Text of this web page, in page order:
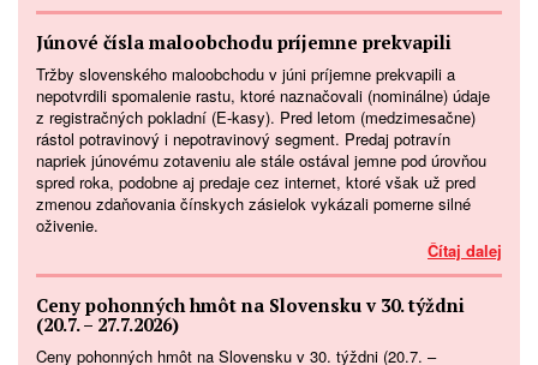
Júnové čísla maloobchodu príjemne prekvapili
Tržby slovenského maloobchodu v júni príjemne prekvapili a
nepotvrdili spomalenie rastu, ktoré naznačovali (nominálne) údaje
z registračných pokladní (E-kasy). Pred letom (medzimesačne)
rástol potravinový i nepotravinový segment. Predaj potravín
napriek júnovému zotaveniu ale stále ostával jemne pod úrovňou
spred roka, podobne aj predaje cez internet, ktoré však už pred
zmenou zdaňovania čínskych zásielok vykázali pomerne silné
oživenie.
Čítaj dalej
Ceny pohonných hmôt na Slovensku v 30. týždni
(20.7. – 27.7.2026)
Ceny pohonných hmôt na Slovensku v 30. týždni (20.7. –